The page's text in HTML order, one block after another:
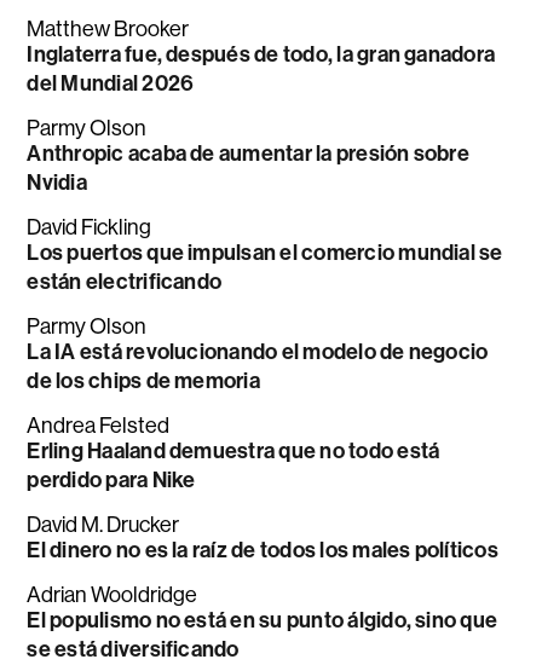
Matthew Brooker
Inglaterra fue, después de todo, la gran ganadora
del Mundial 2026
Parmy Olson
Anthropic acaba de aumentar la presión sobre
Nvidia
David Fickling
Los puertos que impulsan el comercio mundial se
están electrificando
Parmy Olson
La IA está revolucionando el modelo de negocio
de los chips de memoria
Andrea Felsted
Erling Haaland demuestra que no todo está
perdido para Nike
David M. Drucker
El dinero no es la raíz de todos los males políticos
Adrian Wooldridge
El populismo no está en su punto álgido, sino que
se está diversificando